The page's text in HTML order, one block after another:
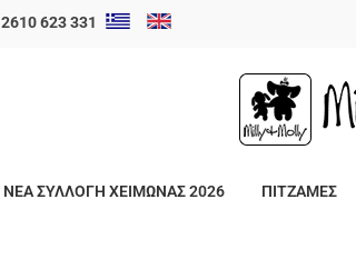
2610 623 331
ΝΕΑ ΣΥΛΛΟΓΗ ΧΕΙΜΩΝΑΣ 2026 ΠΙΤΖΑΜΕΣ